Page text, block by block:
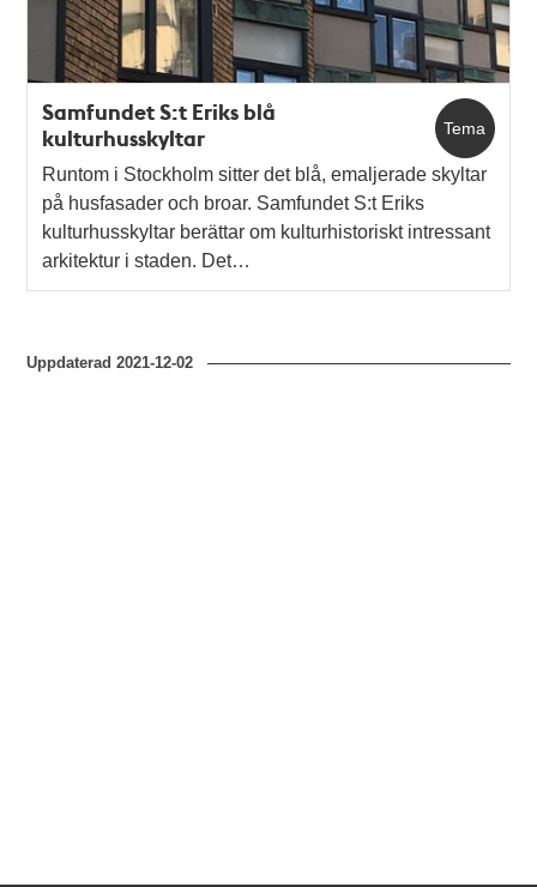
Tema
Samfundet S:t Eriks blå
kulturhusskyltar
Runtom i Stockholm sitter det blå, emaljerade skyltar
på husfasader och broar. Samfundet S:t Eriks
kulturhusskyltar berättar om kulturhistoriskt intressant
arkitektur i staden. Det…
Uppdaterad2021-12-02